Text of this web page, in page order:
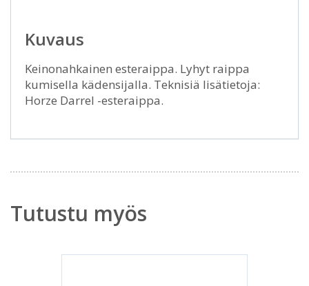
Kuvaus
Keinonahkainen esteraippa. Lyhyt raippa
kumisella kädensijalla. Teknisiä lisätietoja:
Horze Darrel -esteraippa.
Tutustu myös